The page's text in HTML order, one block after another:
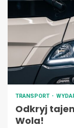
TRANSPORT
Odkryj
Wola!